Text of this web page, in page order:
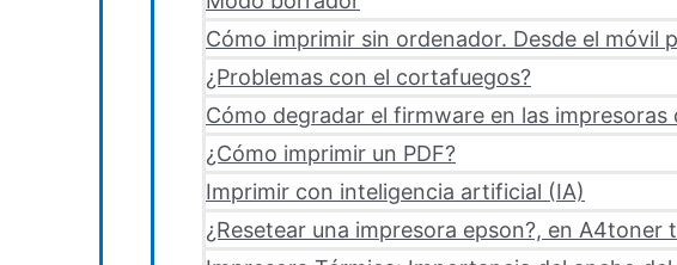
Cómo imprimir sin ordenador. Desde el móvil
¿Problemas con el cortafuegos?
Cómo degradar el firmware en las
¿Cómo imprimir un PDF?
Imprimir con inteligencia artificial (IA)
¿Resetear una impresora epson?, en